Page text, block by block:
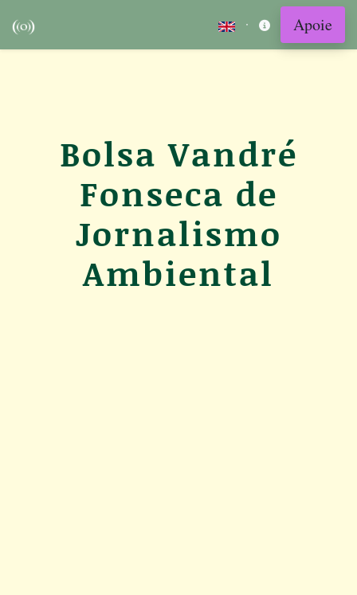
· Apoie
Bolsa Vandré
Fonseca de
Jornalismo
Ambiental